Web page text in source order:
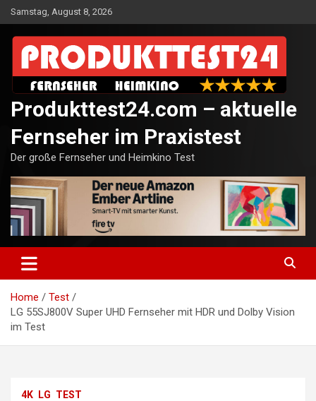
Skip
to
content
Samstag, August 8, 2026
Produkttest24.com – aktuelle
Fernseher im Praxistest
Der große Fernseher und Heimkino Test
Home
Test
LG 55SJ800V Super UHD Fernseher mit HDR und Dolby Vision
im Test
4K LG TEST